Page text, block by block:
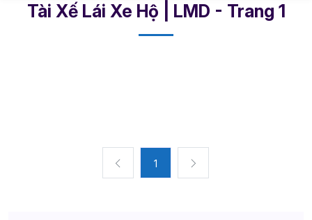
Tài Xế Lái Xe Hộ | LMD - Trang 1​
1